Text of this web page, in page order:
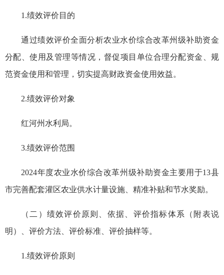
1.绩效评价目的
通过绩效评价全面分析农业水价综合改革州级补助资金
分配、使用及管理等情况，督促项目单位合理分配资金、规
范资金使用和管理，切实提高财政资金使用效益。
2.绩效评价对象
红河州水利局。
3.绩效评价范围
2024年度农业水价综合改革州级补助资金主要用于13县
市完善配套灌区农业供水计量设施、精准补贴和节水奖励。
（二）绩效评价原则、依据、评价指标体系（附表说
明）、评价方法、评价标准、评价抽样等。
1.绩效评价原则